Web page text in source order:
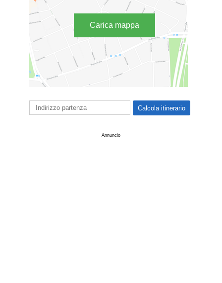
Carica mappa
Annuncio